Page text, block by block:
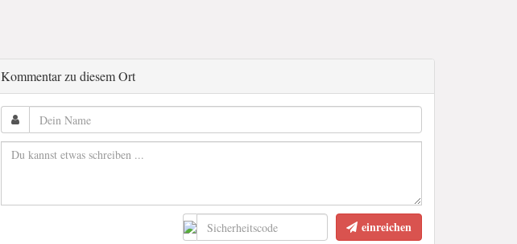
Kommentar zu diesem Ort
einreichen